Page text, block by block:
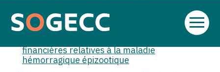
Aller
Sources :
Arrêté du 12 décembre 2024 modifiant
financières relatives à la maladie
hémorragique épizootique